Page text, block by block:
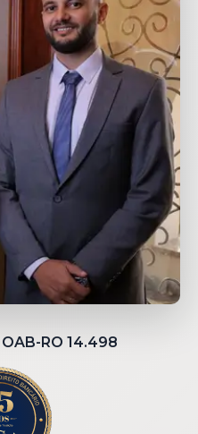
RO 14.498